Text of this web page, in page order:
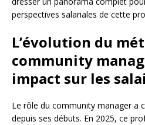
perspectives salariales de cette
L’évolution du
community
impact sur les
Le rôle du community manager a
depuis ses débuts. En 2025, ce